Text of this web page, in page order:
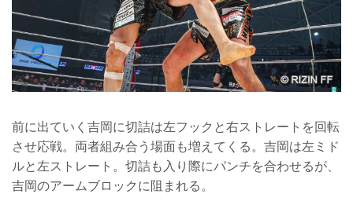
前に出ていく吉岡に切詰は左フックと右ストレートを回転
させ応戦。両者組み合う場面も増えてくる。吉岡は左ミド
ルと左ストレート。切詰も入り際にパンチを合わせるが、
吉岡のアームブロックに阻まれる。